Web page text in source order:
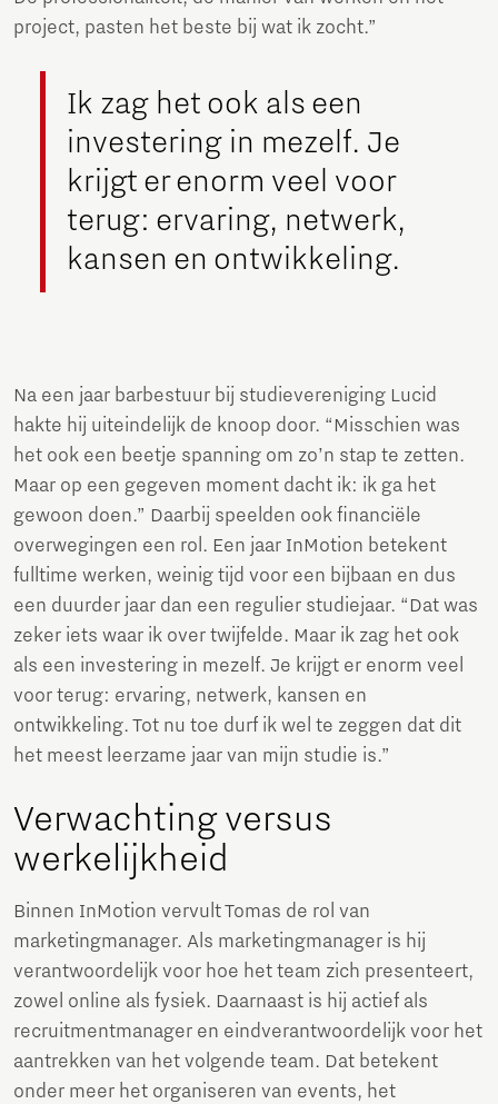
project, pasten het beste bij wat ik zocht.”
Ik zag het ook als een
investering in mezelf. Je
krijgt er enorm veel voor
terug: ervaring, netwerk,
kansen en ontwikkeling.
Na een jaar barbestuur bij studievereniging Lucid
hakte hij uiteindelijk de knoop door. “Misschien was
het ook een beetje spanning om zo’n stap te zetten.
Maar op een gegeven moment dacht ik: ik ga het
gewoon doen.” Daarbij speelden ook financiële
overwegingen een rol. Een jaar InMotion betekent
fulltime werken, weinig tijd voor een bijbaan en dus
een duurder jaar dan een regulier studiejaar. “Dat was
zeker iets waar ik over twijfelde. Maar ik zag het ook
als een investering in mezelf. Je krijgt er enorm veel
voor terug: ervaring, netwerk, kansen en
ontwikkeling. Tot nu toe durf ik wel te zeggen dat dit
het meest leerzame jaar van mijn studie is.”
Verwachting versus
werkelijkheid
Binnen InMotion vervult Tomas de rol van
marketingmanager. Als marketingmanager is hij
verantwoordelijk voor hoe het team zich presenteert,
zowel online als fysiek. Daarnaast is hij actief als
recruitmentmanager en eindverantwoordelijk voor het
aantrekken van het volgende team. Dat betekent
onder meer het organiseren van events, het